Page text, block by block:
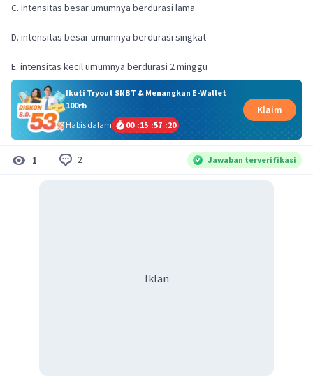
C. intensitas besar umumnya berdurasi lama
D. intensitas besar umumnya berdurasi singkat
E. intensitas kecil umumnya berdurasi 2 minggu
Ikuti Tryout SNBT & Menangkan E-Wallet
100rb
Habis dalam
00 :15 :57 :20
Klaim
1 2 Jawaban terverifikasi
Iklan